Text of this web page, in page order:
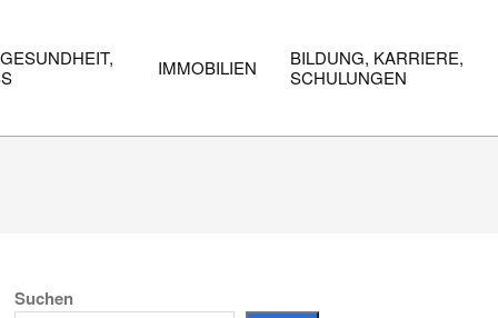
IMMOBILIEN
BILDUNG, KARRIERE,
SCHULUNGEN
Suchen